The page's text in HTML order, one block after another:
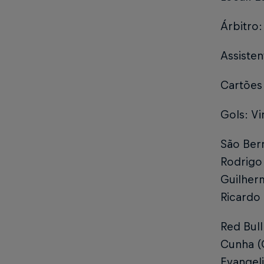
Árbitro:
Gols:
São
Rodrigo
Ricardo
Red
Cunha